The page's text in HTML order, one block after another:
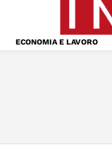
ECONOMIA E LAVORO